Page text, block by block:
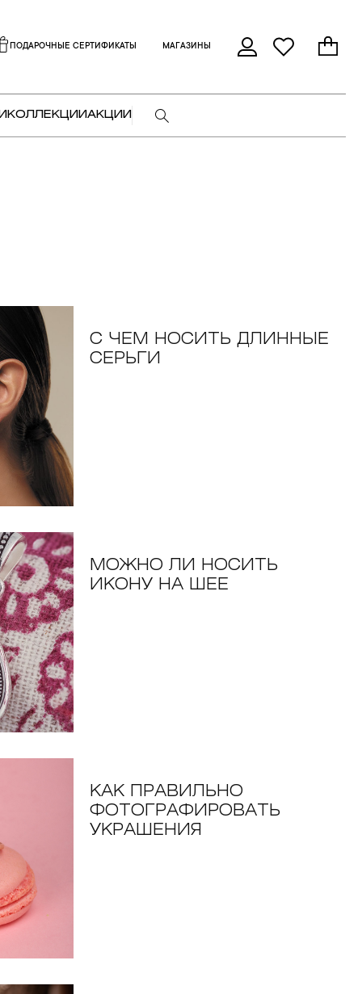
ПОДАРОЧНЫЕ СЕРТИФИКАТЫ МАГАЗИНЫ
КОЛЛЕКЦИИАКЦИИ
С ЧЕМ НОСИТЬ ДЛИННЫЕ
СЕРЬГИ
МОЖНО ЛИ НОСИТЬ
ИКОНУ НА ШЕЕ
КАК ПРАВИЛЬНО
ФОТОГРАФИРОВАТЬ
УКРАШЕНИЯ